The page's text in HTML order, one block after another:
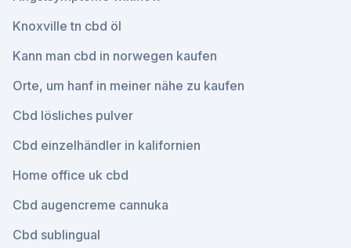
Knoxville tn cbd öl
Kann man cbd in norwegen kaufen
Orte, um hanf in meiner nähe zu kaufen
Cbd lösliches pulver
Cbd einzelhändler in kalifornien
Home office uk cbd
Cbd augencreme cannuka
Cbd sublingual